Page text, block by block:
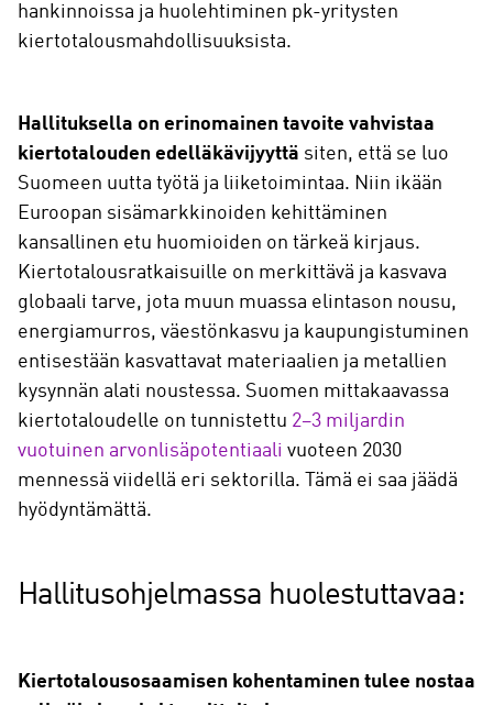
hankinnoissa ja huolehtiminen pk-yritysten
kiertotalousmahdollisuuksista.
Hallituksella on erinomainen tavoite vahvistaa
kiertotalouden edelläkävijyyttä siten, että se luo
Suomeen uutta työtä ja liiketoimintaa. Niin ikään
Euroopan sisämarkkinoiden kehittäminen
kansallinen etu huomioiden on tärkeä kirjaus.
Kiertotalousratkaisuille on merkittävä ja kasvava
globaali tarve, jota muun muassa elintason nousu,
energiamurros, väestönkasvu ja kaupungistuminen
entisestään kasvattavat materiaalien ja metallien
kysynnän alati noustessa. Suomen mittakaavassa
kiertotaloudelle on tunnistettu 2–3 miljardin
vuotuinen arvonlisäpotentiaali vuoteen 2030
mennessä viidellä eri sektorilla. Tämä ei saa jäädä
hyödyntämättä.
Hallitusohjelmassa huolestuttavaa:
Kiertotalousosaamisen kohentaminen tulee nostaa